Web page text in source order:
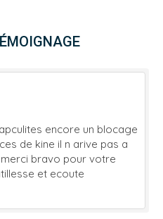
encore un blocage
de kine il n arive pas a
bravo pour votre
et ecoute